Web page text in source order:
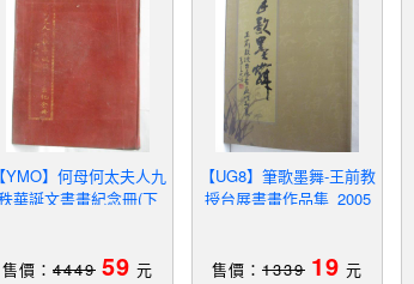
YMO】何母何太夫人九
華誕文書畫紀念冊(下
售價： 4449 59 元
【UG8】筆歌墨舞-王前教
授台展書畫作品集_2005
售價： 1339 19 元